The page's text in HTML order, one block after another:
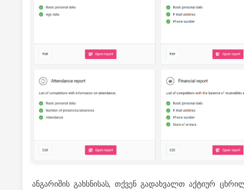
ანგარიშის გახსნისას, თქვენ გადახვალთ აქტიურ